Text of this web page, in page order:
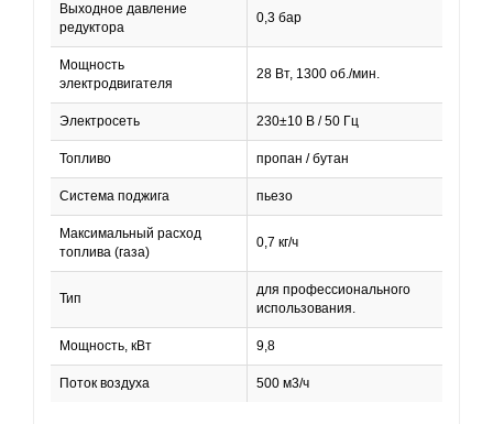
Выходное давление
редуктора
0,3 бар
Мощность
электродвигателя
28 Вт, 1300 об./мин.
Электросеть 230±10 В / 50 Гц
Топливо пропан / бутан
Система поджига пьезо
Максимальный расход
топлива (газа)
0,7 кг/ч
Тип
для профессионального
использования.
Мощность, кВт 9,8
Поток воздуха 500 м3/ч